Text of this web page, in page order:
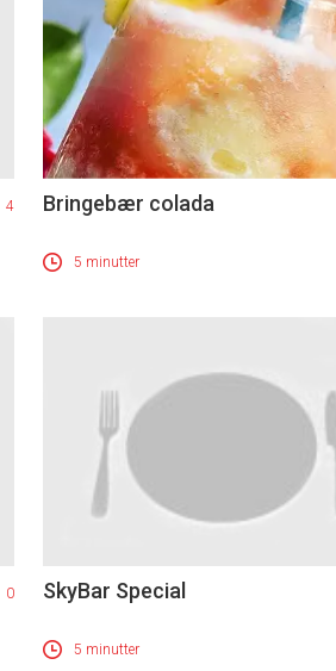
4 Bringebær colada
5 minutter
0 SkyBar Special
5 minutter